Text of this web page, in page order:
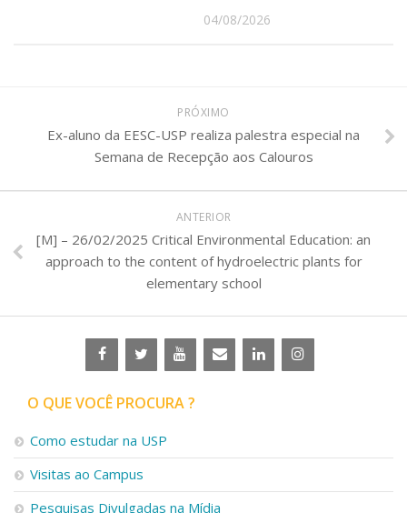
04/08/2026
PRÓXIMO
Ex-aluno da EESC-USP realiza palestra especial na
Semana de Recepção aos Calouros
ANTERIOR
[M] – 26/02/2025 Critical Environmental Education: an
approach to the content of hydroelectric plants for
elementary school
O QUE VOCÊ PROCURA ?
Como estudar na USP
Visitas ao Campus
Pesquisas Divulgadas na Mídia